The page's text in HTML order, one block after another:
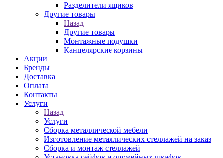
Разделители ящиков
Другие товары
Назад
Другие товары
Монтажные подушки
Канцелярские корзины
Акции
Бренды
Доставка
Оплата
Контакты
Услуги
Назад
Услуги
Сборка металлической мебели
Изготовление металлических стеллажей на заказ
Сборка и монтаж стеллажей